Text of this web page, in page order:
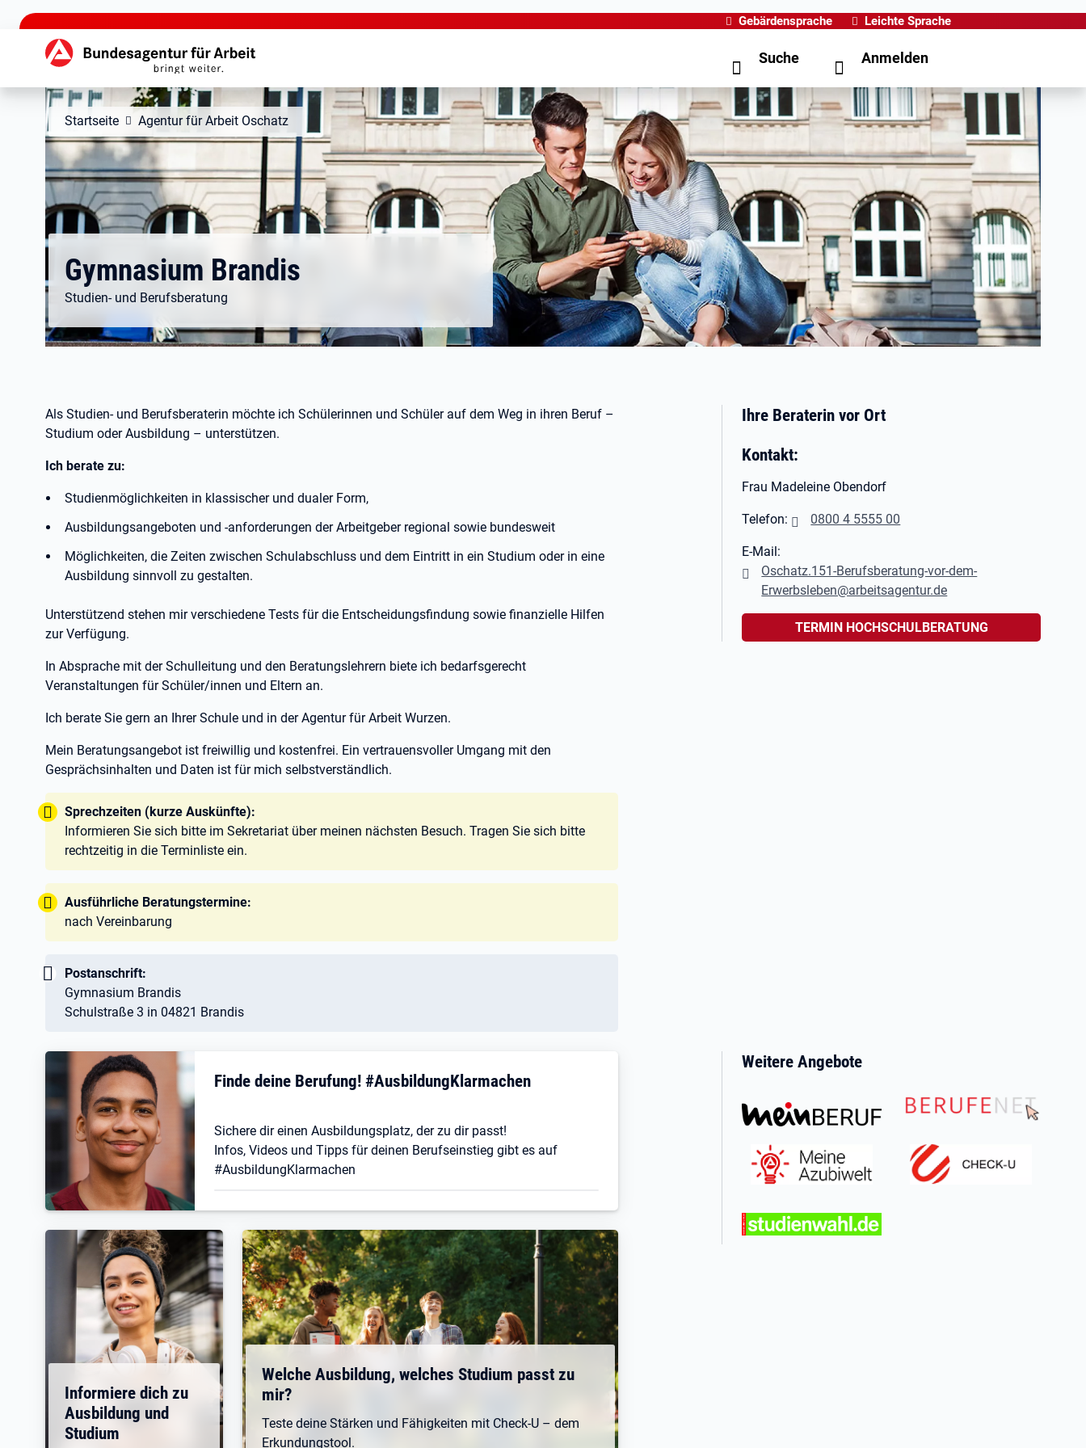
zu den Hauptinhalten springen
Gebärdensprache Leichte Sprache
Hauptnavigation Suche Anmelden
Startseite Agentur für Arbeit Oschatz
Gymnasium Brandis
Studien- und Berufsberatung
Als Studien- und Berufsberaterin möchte ich Schülerinnen und Schüler auf dem Weg in ihren Beruf –
Studium oder Ausbildung – unterstützen.
Ich berate zu:
Studienmöglichkeiten in klassischer und dualer Form,
Ausbildungsangeboten und -anforderungen der Arbeitgeber regional sowie bundesweit
Möglichkeiten, die Zeiten zwischen Schulabschluss und dem Eintritt in ein Studium oder in eine
Ausbildung sinnvoll zu gestalten.
Unterstützend stehen mir verschiedene Tests für die Entscheidungsfindung sowie finanzielle Hilfen
zur Verfügung.
In Absprache mit der Schulleitung und den Beratungslehrern biete ich bedarfsgerecht
Veranstaltungen für Schüler/innen und Eltern an.
Ich berate Sie gern an Ihrer Schule und in der Agentur für Arbeit Wurzen.
Mein Beratungsangebot ist freiwillig und kostenfrei. Ein vertrauensvoller Umgang mit den
Gesprächsinhalten und Daten ist für mich selbstverständlich.
Tipp:
Sprechzeiten (kurze Auskünfte):
Informieren Sie sich bitte im Sekretariat über meinen nächsten Besuch. Tragen Sie sich bitte
rechtzeitig in die Terminliste ein.
Tipp:
Ausführliche Beratungstermine:
nach Vereinbarung
Wichtig:
Postanschrift:
Gymnasium Brandis
Schulstraße 3 in 04821 Brandis
Ihre Beraterin vor Ort
Kontakt:
Frau Madeleine Obendorf
Telefon: 0800 4 5555 00
E-Mail:
Oschatz.151-Berufsberatung-vor-dem-
Erwerbsleben@arbeitsagentur.de
TERMIN HOCHSCHULBERATUNG
Finde deine Berufung! #AusbildungKlarmachen
Sichere dir einen Ausbildungsplatz, der zu dir passt!
Infos, Videos und Tipps für deinen Berufseinstieg gibt es auf
#AusbildungKlarmachen
Informiere dich zu
Ausbildung und
Studium
Welche Ausbildung, welches Studium passt zu
mir?
Teste deine Stärken und Fähigkeiten mit Check-U – dem
Erkundungstool.
Weitere Angebote